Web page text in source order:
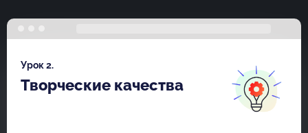
Урок 2.
Творческие качества